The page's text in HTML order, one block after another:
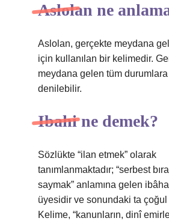
Aslolan ne
Aslolan, gerçekte meydana
için kullanılan bir kelimedir.
meydana gelen tüm durumlara
denilebilir.
Ibahi ne demek?
Sözlükte “ilan etmek” olarak
tanımlanmaktadır; “serbest
saymak” anlamına gelen
üyesidir ve sonundaki ta
Kelime, “kanunların, dinî